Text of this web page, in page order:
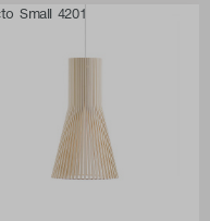
Small 4201